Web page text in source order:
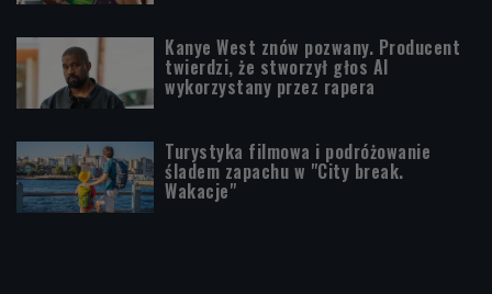
Kanye West znów pozwany. Producent
twierdzi, że stworzył głos AI
wykorzystany przez rapera
Turystyka filmowa i podróżowanie
śladem zapachu w "City break.
Wakacje"